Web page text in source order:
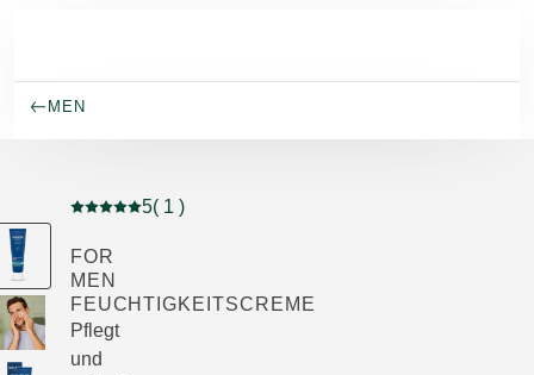
MEN
Aktuelle Bewertung: 5 von 5 Sternen bewertet von 1
5( 1 )
FOR
MEN
FEUCHTIGKEITSCREME
Pflegt
und